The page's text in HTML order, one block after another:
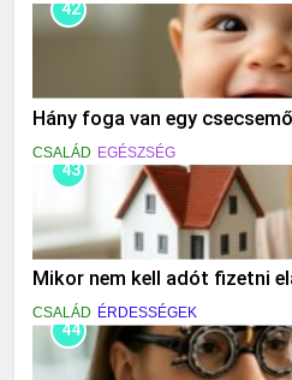
42
Hány foga van egy
CSALÁD EGÉSZSÉG
43
Mikor nem kell adót fizetni
CSALÁD ÉRDESSÉGEK
44